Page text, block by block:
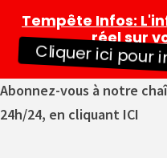
Abonnez-vous à notre
24h/24, en cliquant ICI
Tempête Infos:
réel sur
Cliquer ici pour